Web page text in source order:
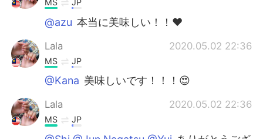
@azu 本当に美味しい！！❤️
Lala 2020.05.02 22:36
MS JP
@Kana 美味しいです！！！😍
Lala 2020.05.02 22:36
MS JP